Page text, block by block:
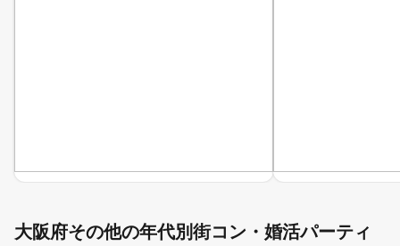
大阪府その他の年代別街コン・婚活パーティ